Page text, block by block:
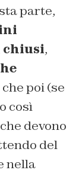
parte,
,
poi (se
così
devono
del
nella